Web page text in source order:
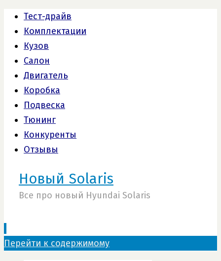
Тест-драйв
Комплектации
Кузов
Салон
Двигатель
Коробка
Подвеска
Тюнинг
Конкуренты
Отзывы
Новый Solaris
Все про новый Hyundai Solaris
Перейти к содержимому